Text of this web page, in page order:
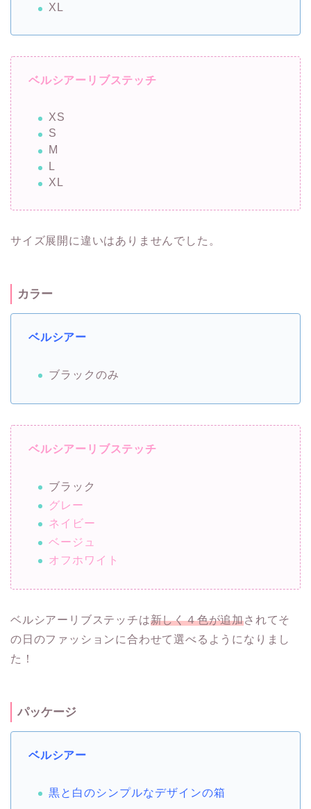
XL
ベルシアーリブステッチ
XS
S
M
L
XL
サイズ展開に違いはありませんでした。
カラー
ベルシアー
ブラックのみ
ベルシアーリブステッチ
ブラック
グレー
ネイビー
ベージュ
オフホワイト
ベルシアーリブステッチは新しく４色が追加されてそ
の日のファッションに合わせて選べるようになりまし
た！
パッケージ
ベルシアー
黒と白のシンプルなデザインの箱